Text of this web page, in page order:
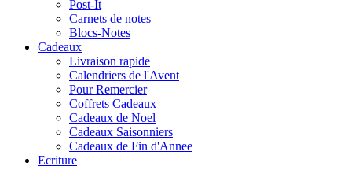
Post-It
Carnets de notes
Blocs-Notes
Cadeaux
Livraison rapide
Calendriers de l'Avent
Pour Remercier
Coffrets Cadeaux
Cadeaux de Noel
Cadeaux Saisonniers
Cadeaux de Fin d'Annee
Ecriture